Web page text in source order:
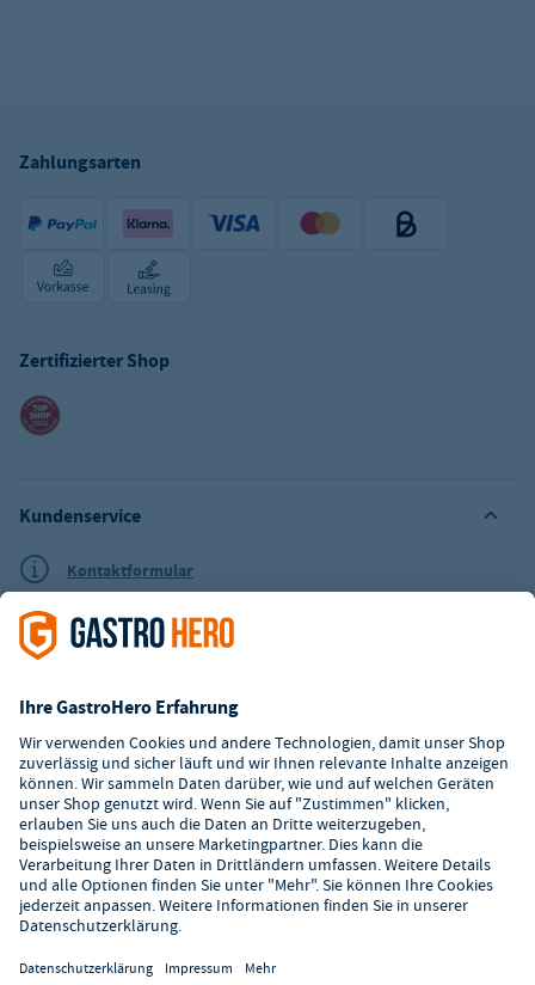
Zahlungsarten
Zertifizierter Shop
Über GastroHero
Kundenservice
Kontaktformular
Hilfe
könnenZusatzkostenverursachen.